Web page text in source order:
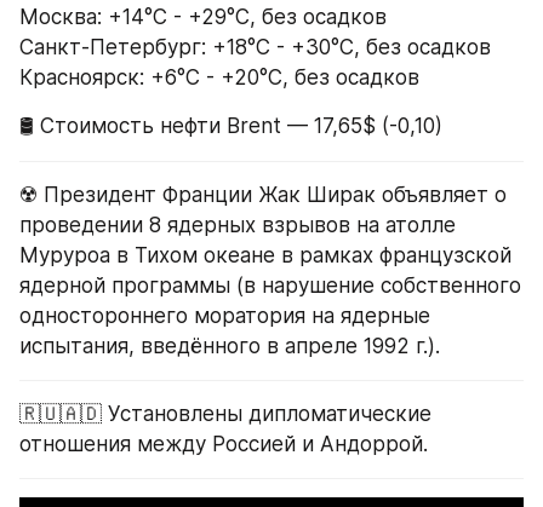
Москва: +14°C - +29°C, без осадков
Санкт-Петербург: +18°C - +30°C, без осадков
Красноярск: +6°C - +20°C, без осадков
🛢 Стоимость нефти Brent — 17,65$ (-0,10)
☢️ Президент Франции Жак Ширак объявляет о
проведении 8 ядерных взрывов на атолле
Муруроа в Тихом океане в рамках французской
ядерной программы (в нарушение собственного
одностороннего моратория на ядерные
испытания, введённого в апреле 1992 г.).
🇷🇺🇦🇩 Установлены дипломатические
отношения между Россией и Андоррой.